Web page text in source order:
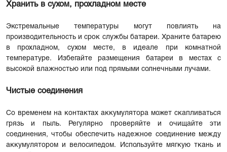
Хранить в сухом, прохладном месте
Экстремальные температуры могут повлиять на
производительность и срок службы батареи. Храните батарею
в прохладном, сухом месте, в идеале при комнатной
температуре. Избегайте размещения батареи в местах с
высокой влажностью или под прямыми солнечными лучами.
Чистые соединения
Со временем на контактах аккумулятора может скапливаться
грязь и пыль. Регулярно проверяйте и очищайте эти
соединения, чтобы обеспечить надежное соединение между
аккумулятором и велосипедом. Используйте мягкую ткань и